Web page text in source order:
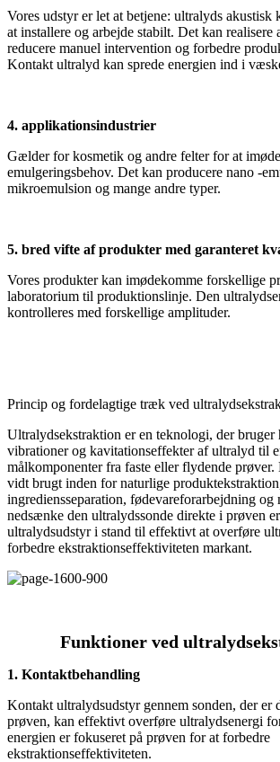
Vores udstyr er let at betjene: ultralyds akustisk
at installere og arbejde stabilt. Det kan realisere
reducere manuel intervention og forbedre
Kontakt ultralyd kan sprede energien ind i
4. applikationsindustrier
Gælder for kosmetik og andre felter for at
emulgeringsbehov. Det kan producere nano -
mikroemulsion og mange andre typer.
5. bred vifte af produkter med garanteret
Vores produkter kan imødekomme forskellige
laboratorium til produktionslinje. Den
kontrolleres med forskellige amplituder.
Princip og fordelagtige træk ved
Ultralydsekstraktion er en teknologi, der bruger
vibrationer og kavitationseffekter af ultralyd til
målkomponenter fra faste eller flydende
vidt brugt inden for naturlige
ingrediensseparation, fødevareforarbejdning og
nedsænke den ultralydssonde direkte i prøven
ultralydsudstyr i stand til effektivt at overføre
forbedre ekstraktionseffektiviteten markant.
Funktioner ved
1. Kontaktbehandling
Kontakt ultralydsudstyr gennem sonden, der er
prøven, kan effektivt overføre ultralydsenergi
energien er fokuseret på prøven for at forbedre
ekstraktionseffektiviteten.